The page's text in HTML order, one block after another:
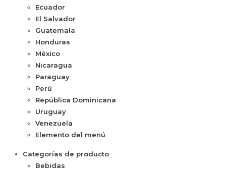
Ecuador
El Salvador
Guatemala
Honduras
México
Nicaragua
Paraguay
Perú
República Dominicana
Uruguay
Venezuela
Elemento del menú
Categorías de producto
Bebidas